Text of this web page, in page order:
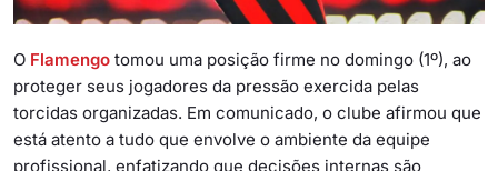
O Flamengo tomou uma posição firme no domingo (1º), ao
proteger seus jogadores da pressão exercida pelas
torcidas organizadas. Em comunicado, o clube afirmou que
está atento a tudo que envolve o ambiente da equipe
profissional, enfatizando que decisões internas são